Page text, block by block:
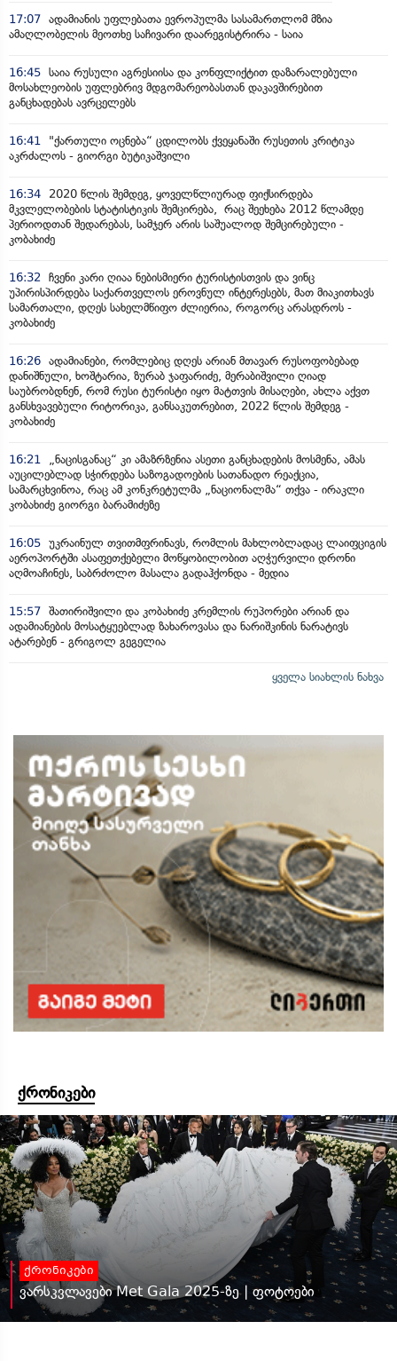
17:07 ადამიანის უფლებათა ევროპულმა სასამართლომ მზია
ამაღლობელის მეოთხე საჩივარი დაარეგისტრირა - საია
16:45 საია რუსული აგრესიისა და კონფლიქტით დაზარალებული
მოსახლეობის უფლებრივ მდგომარეობასთან დაკავშირებით
განცხადებას ავრცელებს
16:41
"ქართული ოცნება“ ცდილობს ქვეყანაში რუსეთის კრიტიკა
აკრძალოს - გიორგი ბუტიკაშვილი
16:34
2020 წლის შემდეგ, ყოველწლიურად ფიქსირდება
მკვლელობების სტატისტიკის შემცირება, რაც შეეხება 2012 წლამდე
პერიოდთან შედარებას, სამჯერ არის საშუალოდ შემცირებული -
კობახიძე
16:32
ჩვენი კარი ღიაა ნებისმიერი ტურისტისთვის და ვინც
უპირისპირდება საქართველოს ეროვნულ ინტერესებს, მათ მიაკითხავს
სამართალი, დღეს სახელმწიფო ძლიერია, როგორც არასდროს -
კობახიძე
16:26 ადამიანები, რომლებიც დღეს არიან მთავარ რუსოფობებად
დანიშნული, ხოშტარია, ზურაბ ჯაფარიძე, მერაბიშვილი ღიად
საუბრობდნენ, რომ რუსი ტურისტი იყო მატთვის მისაღები, ახლა აქვთ
განსხვავებული რიტორიკა, განსაკუთრებით, 2022 წლის შემდეგ -
კობახიძე
16:21
„ნაცისგანაც“ კი ამაზრზენია ასეთი განცხადების მოსმენა, ამას
აუცილებლად სჭირდება საზოგადოების სათანადო რეაქცია,
სამარცხვინოა, რაც ამ კონკრეტულმა „ნაციონალმა“ თქვა - ირაკლი
კობახიძე გიორგი ბარამიძეზე
16:05 უკრაინულ თვითმფრინავს, რომლის მახლობლადაც ლაიფციგის
აეროპორტში ასაფეთქებელი მოწყობილობით აღჭურვილი დრონი
აღმოაჩინეს, საბრძოლო მასალა გადაჰქონდა - მედია
15:57 შათირიშვილი და კობახიძე კრემლის რუპორები არიან და
ადამიანების მოსატყუებლად ზახაროვასა და ნარიშკინის ნარატივს
ატარებენ - გრიგოლ გეგელია
ყველა სიახლის ნახვა
ქრონიკები
ქრონიკები
ვარსკვლავები Met Gala 2025-ზე | ფოტოები